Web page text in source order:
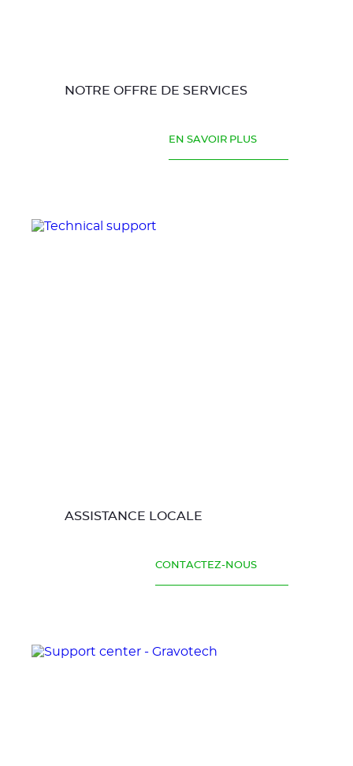
NOTRE OFFRE DE SERVICES
EN SAVOIR PLUS
ASSISTANCE LOCALE
CONTACTEZ-NOUS